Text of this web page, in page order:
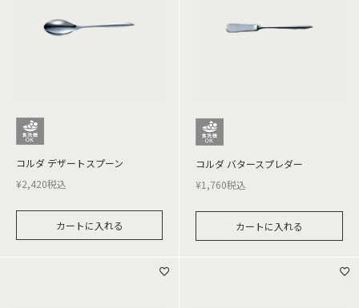
コルダ デザートスプーン
¥2,420税込
カートに入れる
コルダ バタースプレダー
¥1,760税込
カートに入れる